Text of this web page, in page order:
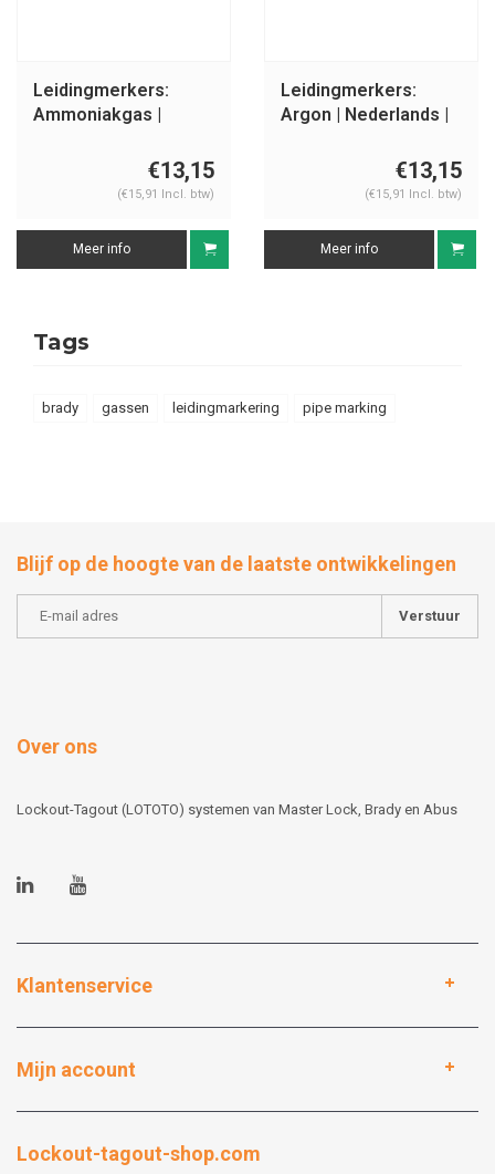
Leidingmerkers:
Ammoniakgas |
€13,15
(€15,91 Incl. btw)
Meer info
Leidingmerkers:
Argon | Nederlands |
€13,15
(€15,91 Incl. btw)
Meer info
Tags
brady gassen leidingmarkering pipe marking
Blijf op de hoogte van de laatste ontwikkelingen
Verstuur
Over ons
Lockout-Tagout (LOTOTO) systemen van Master Lock, Brady en Abus
Klantenservice
Mijn account
Lockout-tagout-shop.com